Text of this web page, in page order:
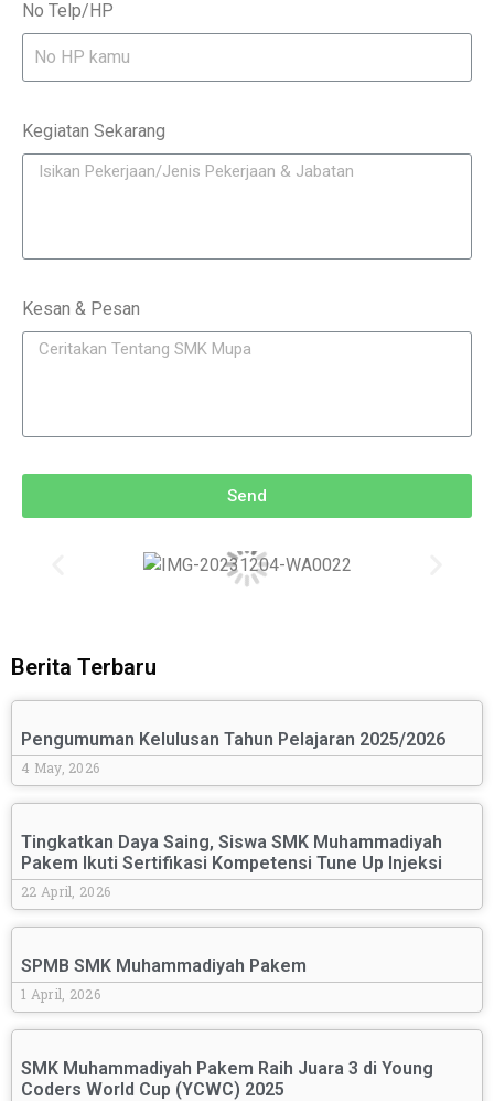
No Telp/HP
Kegiatan Sekarang
Kesan & Pesan
Send
Berita Terbaru
Pengumuman Kelulusan Tahun Pelajaran 2025/2026
4 May, 2026
Tingkatkan Daya Saing, Siswa SMK Muhammadiyah
Pakem Ikuti Sertifikasi Kompetensi Tune Up Injeksi
22 April, 2026
SPMB SMK Muhammadiyah Pakem
1 April, 2026
SMK Muhammadiyah Pakem Raih Juara 3 di Young
Coders World Cup (YCWC) 2025